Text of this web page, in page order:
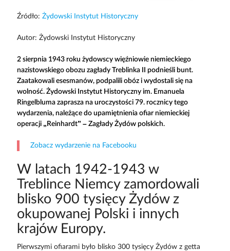
Źródło: Żydowski Instytut Historyczny
Autor: Żydowski Instytut Historyczny
2 sierpnia 1943 roku żydowscy więźniowie niemieckiego
nazistowskiego obozu zagłady Treblinka II podnieśli bunt.
Zaatakowali esesmanów, podpalili obóz i wydostali się na
wolność. Żydowski Instytut Historyczny im. Emanuela
Ringelbluma zaprasza na uroczystości 79. rocznicy tego
wydarzenia, należące do upamiętnienia ofiar niemieckiej
operacji „Reinhardt” – Zagłady Żydów polskich.
Zobacz wydarzenie na Facebooku
W latach 1942-1943 w
Treblince Niemcy zamordowali
blisko 900 tysięcy Żydów z
okupowanej Polski i innych
krajów Europy.
Pierwszymi ofiarami było blisko 300 tysięcy Żydów z getta